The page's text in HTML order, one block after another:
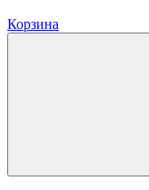
Корзина